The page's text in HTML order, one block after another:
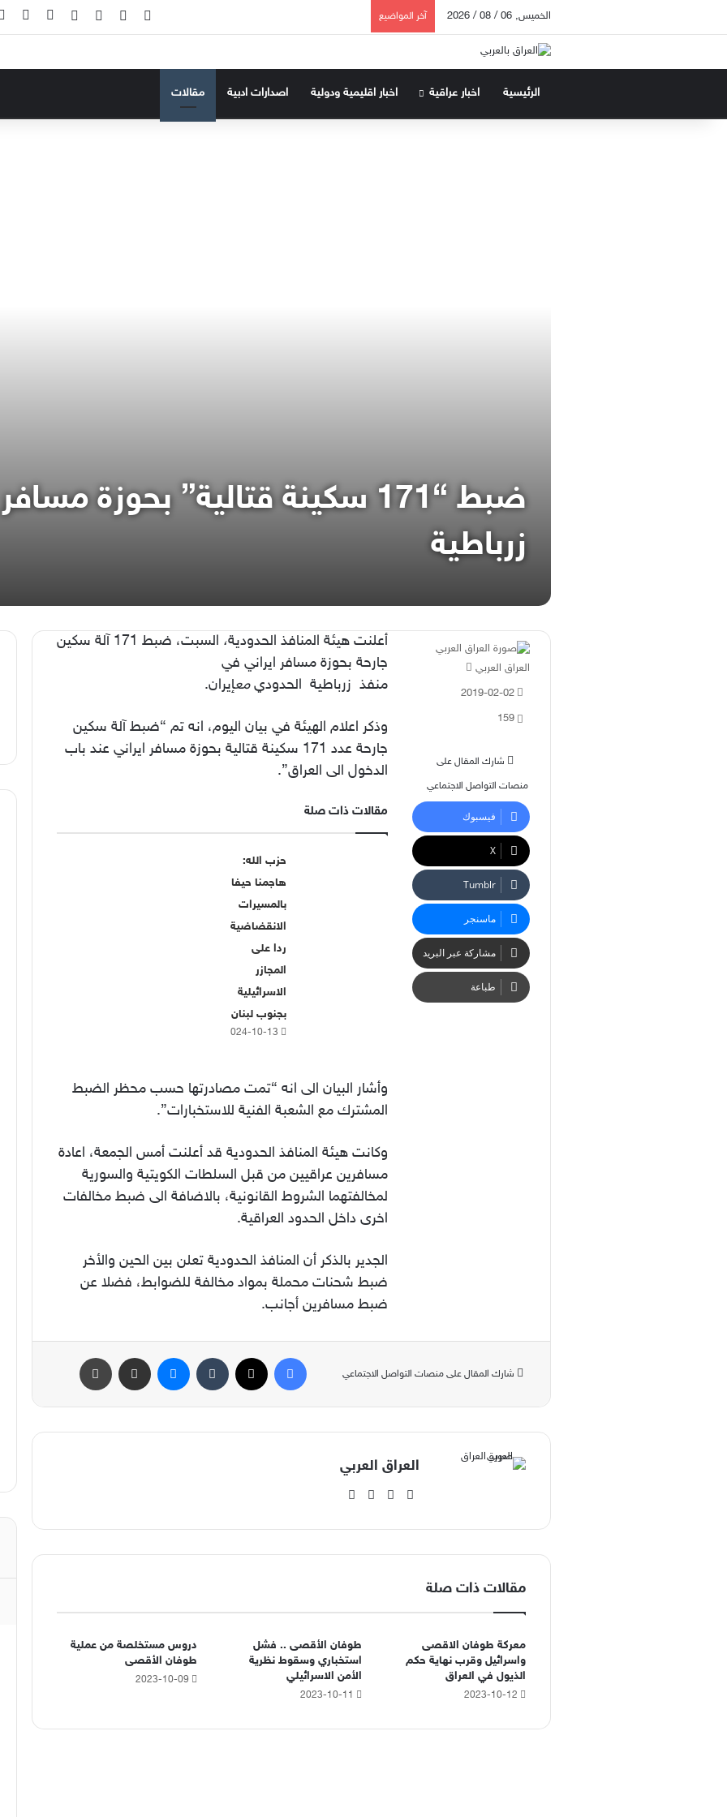
الخميس, 06 / 08 / 2026 آخر المواضيع فيسبوك ‫YouTubeانستقرامتسجيل
الرئيسية اخبار عراقية اخبار اقليمية ودولية اصدارات ادبية مقالات
ضبط “171 سكينة قتالية” بحوزة
زرباطية
أعلنت هيئة المنافذ الحدودية،
السبت، ضبط 171 آلة سكين
جارحة بحوزة مسافر ايراني في
منفذ زرباطية الحدوديمعإيران.
وذكر اعلام الهيئة في بيان اليوم، انه تم “ضبط آلة سكين
جارحة عدد 171 سكينة قتالية بحوزة مسافر ايراني عند باب
الدخول الى العراق”.
مقالات ذات صلة
حزب الله:
هاجمنا حيفا
بالمسيرات
الانقضاضية
ردا على
المجازر
الاسرائيلية
بجنوب لبنان
2024-10-13
وأشار البيان الى انه “تمت مصادرتها حسب محظر الضبط
المشترك مع الشعبة الفنية للاستخبارات”.
وكانت هيئة المنافذ الحدودية قد أعلنت أمس الجمعة، اعادة
مسافرين عراقيين من قبل السلطات الكويتية والسورية
لمخالفتهما الشروط القانونية، بالاضافة الى ضبط مخالفات
اخرى داخل الحدود العراقية.
الجدير بالذكر أن المنافذ الحدودية تعلن بين الحين والأخر
ضبط شحنات محملة بمواد مخالفة للضوابط، فضلا عن
ضبط مسافرين أجانب.
العراق العربي
2019-02-02
159
شارك المقال على
منصات التواصل الاجتماعي
فيسبوك
‫X
ماسنجر
مشاركة عبر البريد
طباعة
شارك المقال على منصات التواصل الاجتماعي
فيسبوك ماسنجر مشاركة عبر البريد
العراق العربي
فيسبوك
‫X
‫YouTube
مقالات ذات صلة
معركة طوفان الاقصى
واسرائيل وقرب نهاية حكم
الذيول في العراق
2023-10-12
طوفان الأقصى .. فشل
استخباري وسقوط نظرية
الأمن الاسرائيلي
2023-10-11
دروس مستخلصة من عملية
طوفان الأقصى
2023-10-09